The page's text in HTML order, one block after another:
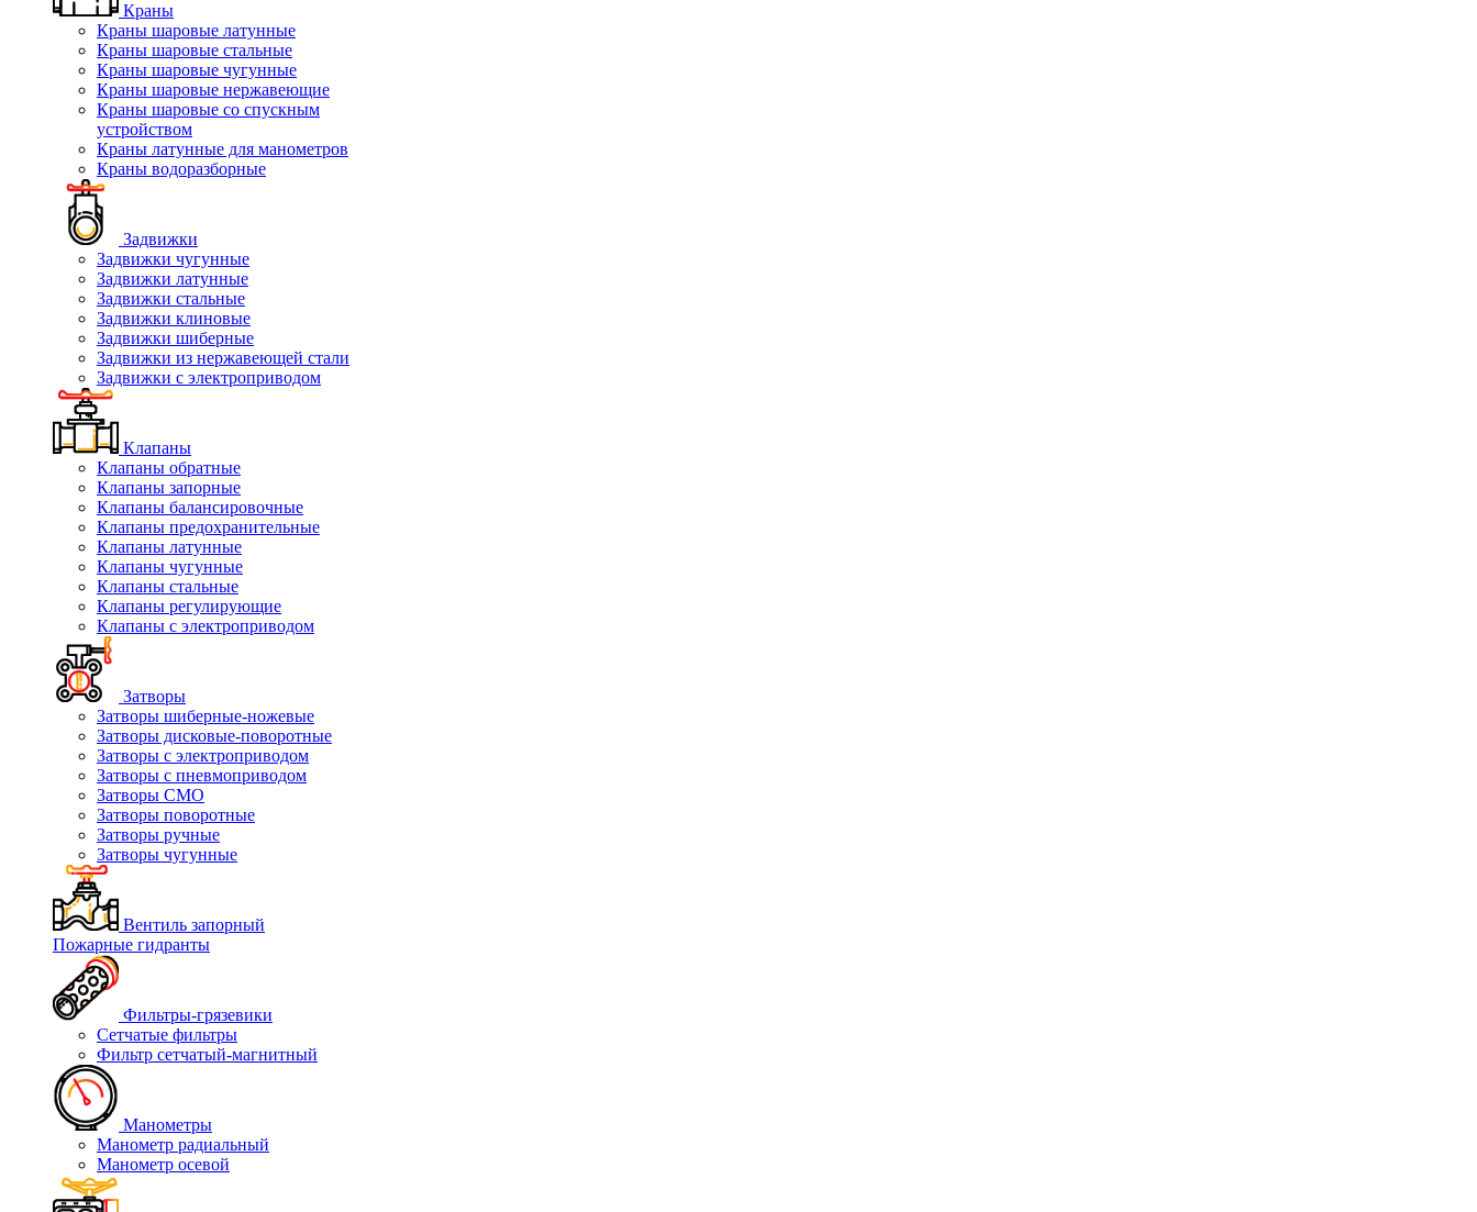
Краны
Краны шаровые латунные
Краны шаровые стальные
Краны шаровые чугунные
Краны шаровые нержавеющие
Краны шаровые со спускным
устройством
Краны латунные для манометров
Краны водоразборные
Задвижки
Задвижки чугунные
Задвижки латунные
Задвижки стальные
Задвижки клиновые
Задвижки шиберные
Задвижки из нержавеющей стали
Задвижки с электроприводом
Клапаны
Клапаны обратные
Клапаны запорные
Клапаны балансировочные
Клапаны предохранительные
Клапаны латунные
Клапаны чугунные
Клапаны стальные
Клапаны регулирующие
Клапаны с электроприводом
Затворы
Затворы шиберные-ножевые
Затворы дисковые-поворотные
Затворы с электроприводом
Затворы с пневмоприводом
Затворы СМО
Затворы поворотные
Затворы ручные
Затворы чугунные
Вентиль запорный
Пожарные гидранты
Фильтры-грязевики
Сетчатые фильтры
Фильтр сетчатый-магнитный
Манометры
Манометр радиальный
Манометр осевой